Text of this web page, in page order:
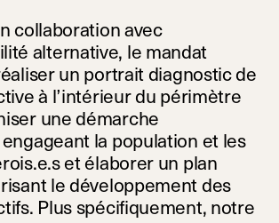
collaboration avec
alternative, le mandat
un portrait diagnostic de
à l’intérieur du périmètre
une démarche
la population et les
et élaborer un plan
le développement des
Plus spécifiquement, notre